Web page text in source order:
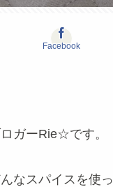
Facebook
ガーRie☆です。
なスパイスを使